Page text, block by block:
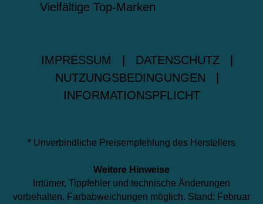
Vielfältige Top-Marken
IMPRESSUM DATENSCHUTZ
NUTZUNGSBEDINGUNGEN
INFORMATIONSPFLICHT
* Unverbindliche Preisempfehlung des Herstellers
Weitere Hinweise
Irrtümer, Tippfehler und technische Änderungen
vorbehalten. Farbabweichungen möglich. Stand: Februar